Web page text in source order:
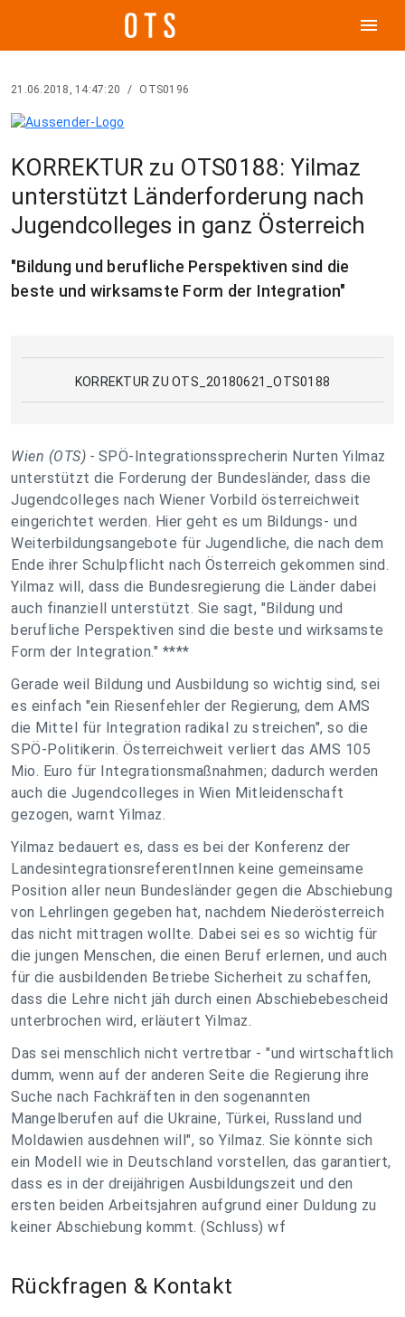
menu
21.06.2018, 14:47:20 / OTS0196
KORREKTUR zu OTS0188: Yilmaz
unterstützt Länderforderung nach
Jugendcolleges in ganz Österreich
"Bildung und berufliche Perspektiven sind die
beste und wirksamste Form der Integration"
KORREKTUR ZU OTS_20180621_OTS0188
Wien (OTS) - SPÖ-Integrationssprecherin Nurten Yilmaz
unterstützt die Forderung der Bundesländer, dass die
Jugendcolleges nach Wiener Vorbild österreichweit
eingerichtet werden. Hier geht es um Bildungs- und
Weiterbildungsangebote für Jugendliche, die nach dem
Ende ihrer Schulpflicht nach Österreich gekommen sind.
Yilmaz will, dass die Bundesregierung die Länder dabei
auch finanziell unterstützt. Sie sagt, "Bildung und
berufliche Perspektiven sind die beste und wirksamste
Form der Integration." ****
Gerade weil Bildung und Ausbildung so wichtig sind, sei
es einfach "ein Riesenfehler der Regierung, dem AMS
die Mittel für Integration radikal zu streichen", so die
SPÖ-Politikerin. Österreichweit verliert das AMS 105
Mio. Euro für Integrationsmaßnahmen; dadurch werden
auch die Jugendcolleges in Wien Mitleidenschaft
gezogen, warnt Yilmaz.
Yilmaz bedauert es, dass es bei der Konferenz der
LandesintegrationsreferentInnen keine gemeinsame
Position aller neun Bundesländer gegen die Abschiebung
von Lehrlingen gegeben hat, nachdem Niederösterreich
das nicht mittragen wollte. Dabei sei es so wichtig für
die jungen Menschen, die einen Beruf erlernen, und auch
für die ausbildenden Betriebe Sicherheit zu schaffen,
dass die Lehre nicht jäh durch einen Abschiebebescheid
unterbrochen wird, erläutert Yilmaz.
Das sei menschlich nicht vertretbar - "und wirtschaftlich
dumm, wenn auf der anderen Seite die Regierung ihre
Suche nach Fachkräften in den sogenannten
Mangelberufen auf die Ukraine, Türkei, Russland und
Moldawien ausdehnen will", so Yilmaz. Sie könnte sich
ein Modell wie in Deutschland vorstellen, das garantiert,
dass es in der dreijährigen Ausbildungszeit und den
ersten beiden Arbeitsjahren aufgrund einer Duldung zu
keiner Abschiebung kommt. (Schluss) wf
Rückfragen & Kontakt